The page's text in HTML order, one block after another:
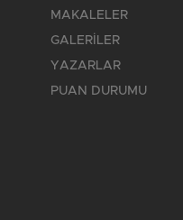
MAKALELER
GALERİLER
YAZARLAR
PUAN DURUMU